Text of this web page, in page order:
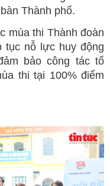
Thành phố.
mùa thi Thành đoàn
tục nỗ lực huy động
bảo công tác tổ
thi tại 100% điểm